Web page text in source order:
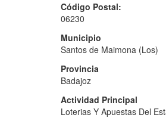
Código Postal:
06230
Municipio
Santos de Maimona (Los)
Provincia
Badajoz
Actividad Principal
Loterias Y Apuestas Del